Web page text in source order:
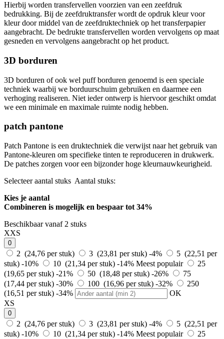
Hierbij worden transfervellen voorzien van een zeefdruk
bedrukking. Bij de zeefdruktransfer wordt de opdruk kleur voor
kleur door middel van de zeefdruktechniek op het transferpapier
aangebracht. De bedrukte transfervellen worden vervolgens op maat
gesneden en vervolgens aangebracht op het product.
3D borduren
3D borduren of ook wel puff borduren genoemd is een speciale
techniek waarbij we borduurschuim gebruiken en daarmee een
verhoging realiseren. Niet ieder ontwerp is hiervoor geschikt omdat
we een minimale en maximale ruimte nodig hebben.
patch pantone
Patch Pantone is een druktechniek die verwijst naar het gebruik van
Pantone-kleuren om specifieke tinten te reproduceren in drukwerk.
De patches zorgen voor een bijzonder hoge kleurnauwkeurigheid.
Selecteer aantal stuks Aantal stuks:
Kies je aantal
Combineren is mogelijk en bespaar tot 34%
Beschikbaar vanaf 2 stuks
XXS
0
2 (24,76 per stuk) 3 (23,81 per stuk) -4%
5 (22,51 per
stuk) -10% 10 (21,34 per stuk) -14% Meest populair
25
(19,65 per stuk) -21% 50 (18,48 per stuk) -26%
75
(17,44 per stuk) -30% 100 (16,96 per stuk) -32%
250
(16,51 per stuk) -34%
OK
XS
0
2 (24,76 per stuk) 3 (23,81 per stuk) -4%
5 (22,51 per
stuk) -10% 10 (21,34 per stuk) -14% Meest populair
25